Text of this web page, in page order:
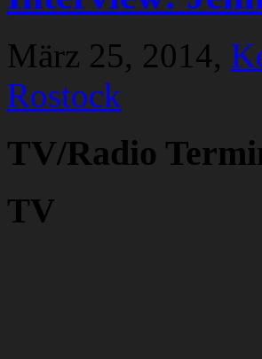
März 25, 2014,
Rostock
TV/Radio
TV